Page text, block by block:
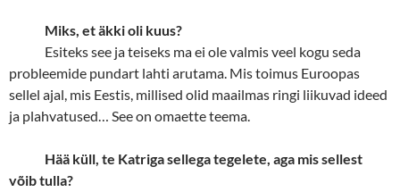
Miks, et äkki oli kuus?
Esiteks see ja teiseks ma ei ole valmis veel kogu seda
probleemide pundart lahti arutama. Mis toimus Euroopas
sellel ajal, mis Eestis, millised olid maailmas ringi liikuvad ideed
ja plahvatused… See on omaette teema.
Hää küll, te Katriga sellega tegelete, aga mis sellest
võib tulla?